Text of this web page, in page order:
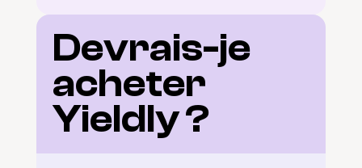
Devrais-je
acheter
Yieldly ?